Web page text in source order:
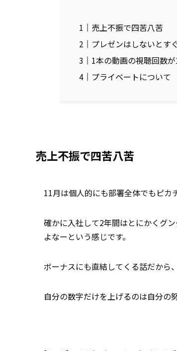
売上不振で四苦八苦
プレゼンはしないとす
1本の動画の視聴回数
プライベートについて
売上不振で四苦八苦
11月は個人的にも部署全体でもピカ
確かに入社して2年間はとにかくグ
よなーという感じです。
ボーナスにも直結してくる話だから
自分の数字だけを上げるのは自分の